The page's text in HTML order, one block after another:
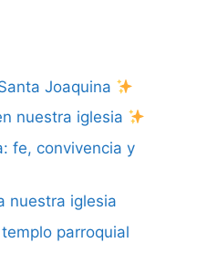
Joaquina
nuestra iglesia
fe, convivencia y
nuestra iglesia
parroquial